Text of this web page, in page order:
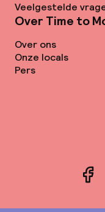
Veelgestelde
Over Time to
Over ons
Onze locals
Pers